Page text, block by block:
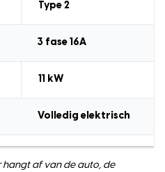
Type 2
3 fase 16A
11 kW
Volledig elektrisch
af van de auto, de